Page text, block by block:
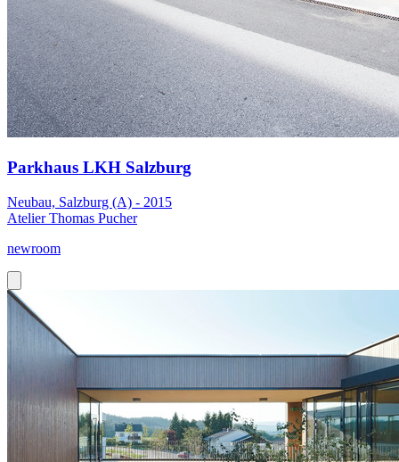
Parkhaus LKH Salzburg
Neubau, Salzburg (A) - 2015
Atelier Thomas Pucher
newroom